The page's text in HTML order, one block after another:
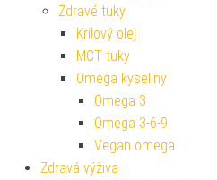
Zdravé tuky
Krilový olej
MCT tuky
Omega kyseliny
Omega 3
Omega 3-6-9
Vegan omega
Zdravá výživa